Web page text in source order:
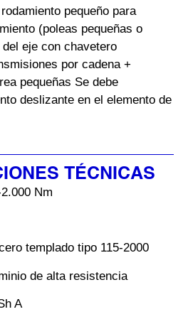
pequeño para
(poleas pequeñas o
eje con chavetero
por cadena +
pequeñas Se debe
deslizante en el elemento de
TÉCNICAS
Nm
templado tipo 115-2000
de alta resistencia
A